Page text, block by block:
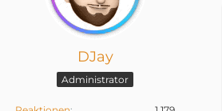
DJay
Administrator